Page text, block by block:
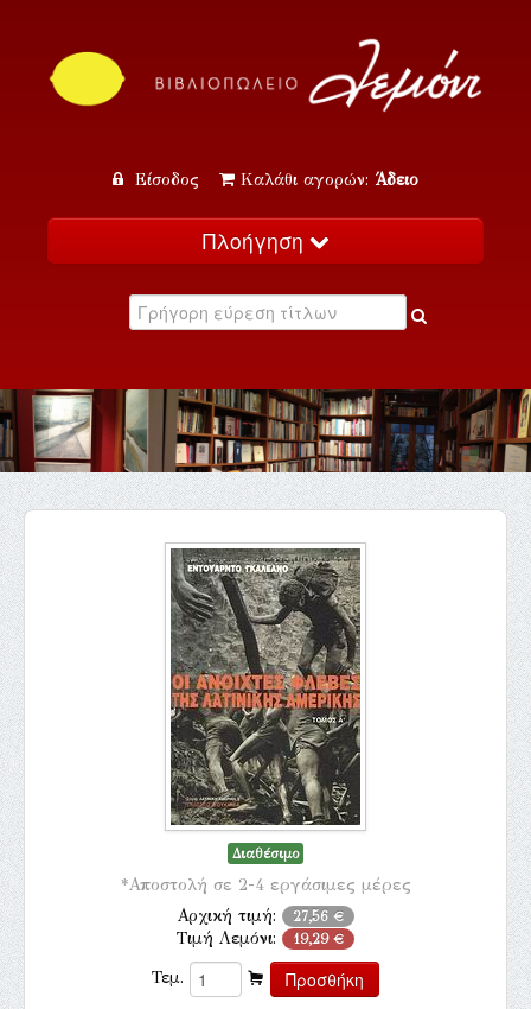
Είσοδος Καλάθι αγορών: Άδειο
Πλοήγηση
Κατάλογος
Εκδηλώσεις
Επικοινωνία
Διαθέσιμο
*Αποστολή σε 2-4 εργάσιμες μέρες
Αρχική τιμή: 27,56 €
Τιμή Λεμόνι: 19,29 €
Τεμ.